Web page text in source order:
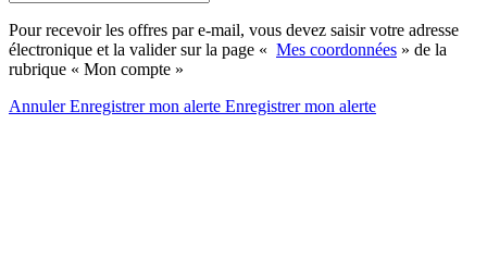
Pour recevoir les offres par e-mail, vous devez saisir votre adresse
électronique et la valider sur la page « Mes coordonnées » de la
rubrique « Mon compte »
AnnulerEnregistrer mon alerte Enregistrermon alerte